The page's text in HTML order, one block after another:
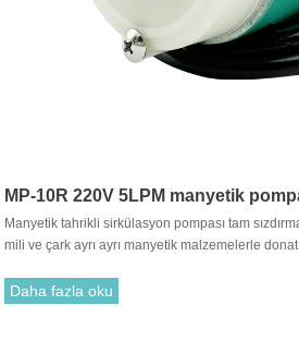
MP-10R 220V 5LPM manyetik
Manyetik tahrikli sirkülasyon pompası tam
mili ve çark ayrı ayrı manyetik malzemelerle
dönüşü, tahrik mıknatısı ile tahrik mıknatısı
Daha fazla oku